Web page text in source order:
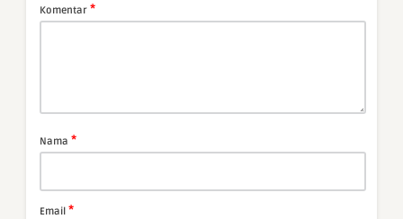
Komentar *
Nama *
Email *